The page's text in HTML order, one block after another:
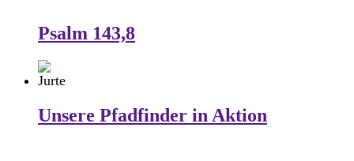
Psalm 143,8
Unsere Pfadfinder in Aktion